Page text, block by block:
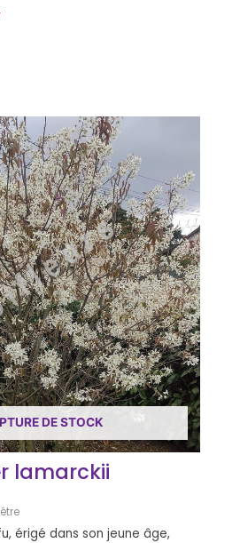
DE STOCK
lamarckii
érigé dans son jeune âge,